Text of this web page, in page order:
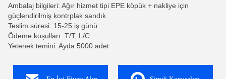
Ambalaj bilgileri: Ağır hizmet tipi EPE köpük + nakliye için
güçlendirilmiş kontrplak sandık
Teslim süresi: 15-25 iş günü
Ödeme koşulları: T/T, L/C
Yetenek temini: Ayda 5000 adet